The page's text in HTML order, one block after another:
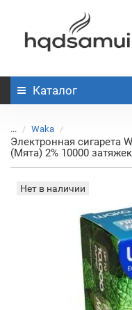
Каталог
... Waka
Электронная сигарета
(Мята) 2% 10000 затяжек
Нет в наличии